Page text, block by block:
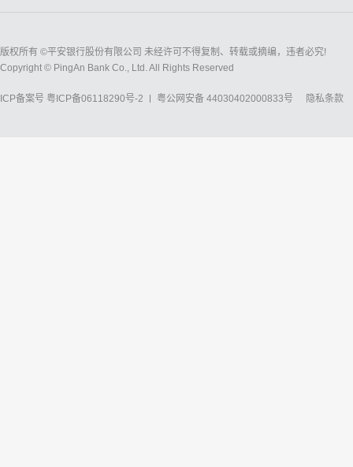
版权所有 ©平安银行股份有限公司 未经许可不得复制、转载或摘编，违者必究!
Copyright © PingAn Bank Co., Ltd. All Rights Reserved
ICP备案号 粤ICP备06118290号-2 粤公网安备 44030402000833号 隐私条款